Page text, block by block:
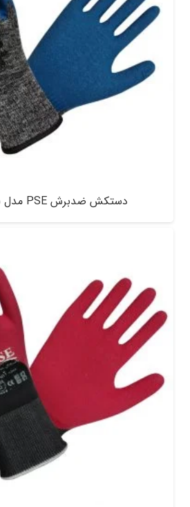
دستکش ضدبرش PSE مدل نفیس کد 221